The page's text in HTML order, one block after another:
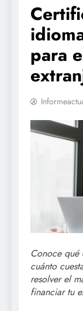
para
Conoce qué
cuánto
resolver el
financiar tu